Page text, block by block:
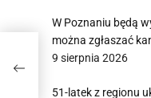
W Poznaniu będą
można zgłaszać
9 sierpnia 2026
51-latek z regionu